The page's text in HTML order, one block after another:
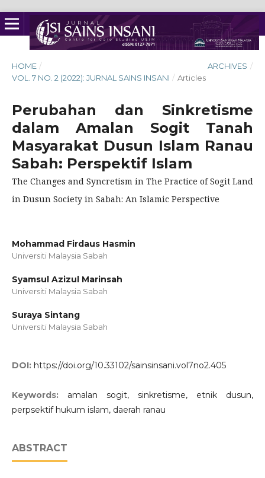
HOME / ARCHIVES /
VOL. 7 NO. 2 (2022): JURNAL SAINS INSANI / Articles
Perubahan dan Sinkretisme
dalam Amalan Sogit Tanah
Masyarakat Dusun Islam Ranau
Sabah: Perspektif Islam
The Changes and Syncretism in The Practice of Sogit Land
in Dusun Society in Sabah: An Islamic Perspective
Mohammad Firdaus Hasmin
Universiti Malaysia Sabah
Syamsul Azizul Marinsah
Universiti Malaysia Sabah
Suraya Sintang
Universiti Malaysia Sabah
DOI: https://doi.org/10.33102/sainsinsani.vol7no2.405
Keywords: amalan sogit, sinkretisme, etnik dusun,
perpsektif hukum islam, daerah ranau
ABSTRACT